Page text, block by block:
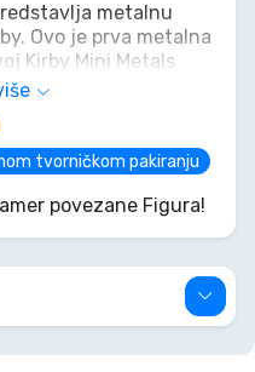
metalnu
Ovo je prva metalna
Kirby Mini Metals
"We Heart Kirby" koji
igre. Statua "We
u Kirbiyevoj šarenici s
Njegovo tijelo i
zbog čega
tvorničkom pakiranju
povezane Figura!